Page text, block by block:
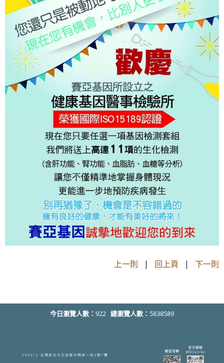
上一則 | 回上頁 | 下一則
今日瀏覽人數： 922 總瀏覽人數： 5838589